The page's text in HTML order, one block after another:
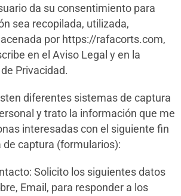
da su consentimiento para
sea recopilada, utilizada,
por https://rafacorts.com,
en el Aviso Legal y en la
Privacidad.
diferentes sistemas de captura
y trato la información que me
interesadas con el siguiente fin
de captura (formularios):
Solicito los siguientes datos
Email, para responder a los